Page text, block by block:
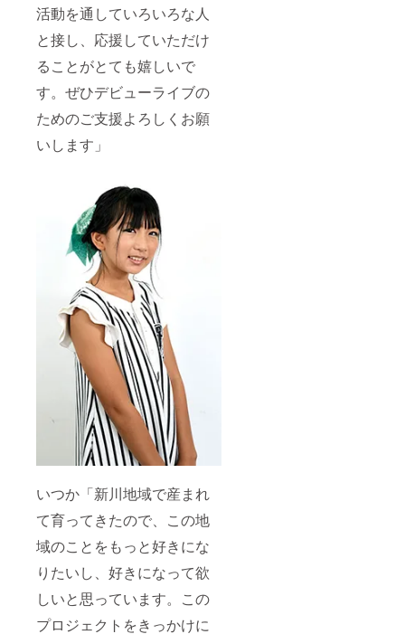
活動を通していろいろな人
と接し、応援していただけ
ることがとても嬉しいで
す。ぜひデビューライブの
ためのご支援よろしくお願
いします」
いつか「新川地域で産まれ
て育ってきたので、この地
域のことをもっと好きにな
りたいし、好きになって欲
しいと思っています。この
プロジェクトをきっかけに